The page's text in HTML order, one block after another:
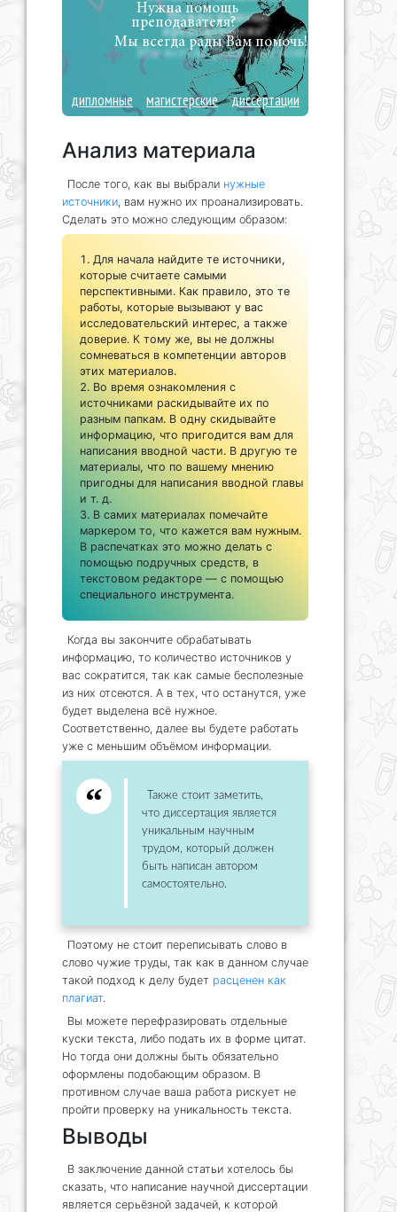
Нужна помощь
преподавателя?
Мы всегда рады Вам помочь!
дипломные магистерские диссертации
Анализ материала
После того, как вы выбрали нужные
источники, вам нужно их проанализировать.
Сделать это можно следующим образом:
Для начала найдите те источники,
которые считаете самыми
перспективными. Как правило, это те
работы, которые вызывают у вас
исследовательский интерес, а также
доверие. К тому же, вы не должны
сомневаться в компетенции авторов
этих материалов.
Во время ознакомления с
источниками раскидывайте их по
разным папкам. В одну скидывайте
информацию, что пригодится вам для
написания вводной части. В другую те
материалы, что по вашему мнению
пригодны для написания вводной главы
и т. д.
В самих материалах помечайте
маркером то, что кажется вам нужным.
В распечатках это можно делать с
помощью подручных средств, в
текстовом редакторе — с помощью
специального инструмента.
Когда вы закончите обрабатывать
информацию, то количество источников у
вас сократится, так как самые бесполезные
из них отсеются. А в тех, что останутся, уже
будет выделена всё нужное.
Соответственно, далее вы будете работать
уже с меньшим объёмом информации.
Также стоит заметить,
что диссертация является
уникальным научным
трудом, который должен
быть написан автором
самостоятельно.
Поэтому не стоит переписывать слово в
слово чужие труды, так как в данном случае
такой подход к делу будет расценен как
плагиат
Вы можете перефразировать отдельные
куски текста, либо подать их в форме цитат.
Но тогда они должны быть обязательно
оформлены подобающим образом. В
противном случае ваша работа рискует не
пройти проверку на уникальность текста.
Выводы
В заключение данной статьи хотелось бы
сказать, что написание научной диссертации
является серьёзной задачей, к которой